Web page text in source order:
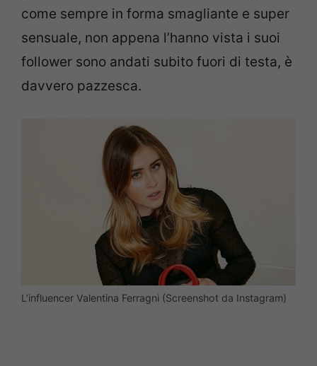
come sempre in forma smagliante e super
sensuale, non appena l’hanno vista i suoi
follower sono andati subito fuori di testa, è
davvero pazzesca.
L’influencer Valentina Ferragni (Screenshot da Instagram)